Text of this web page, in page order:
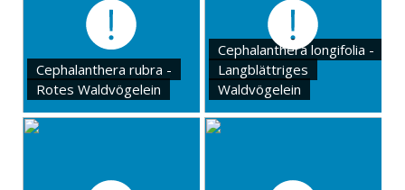
Cephalanthera rubra -
Rotes Waldvögelein
Cephalanthera longifolia -
Langblättriges
Waldvögelein